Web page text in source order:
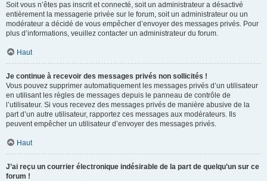
Soit vous n’êtes pas inscrit et connecté, soit un administrateur a désactivé
entièrement la messagerie privée sur le forum, soit un administrateur ou un
modérateur a décidé de vous empêcher d’envoyer des messages privés. Pour
plus d’informations, veuillez contacter un administrateur du forum.
Haut
Je continue à recevoir des messages privés non sollicités !
Vous pouvez supprimer automatiquement les messages privés d’un utilisateur
en utilisant les règles de messages depuis le panneau de contrôle de
l’utilisateur. Si vous recevez des messages privés de manière abusive de la
part d’un autre utilisateur, rapportez ces messages aux modérateurs. Ils
peuvent empêcher un utilisateur d’envoyer des messages privés.
Haut
J’ai reçu un courrier électronique indésirable de la part de quelqu’un sur ce
forum !